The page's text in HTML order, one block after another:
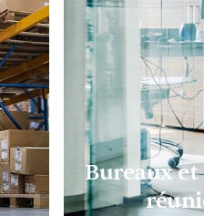
Bureaux et